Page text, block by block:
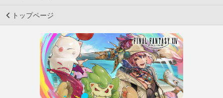
トップページ